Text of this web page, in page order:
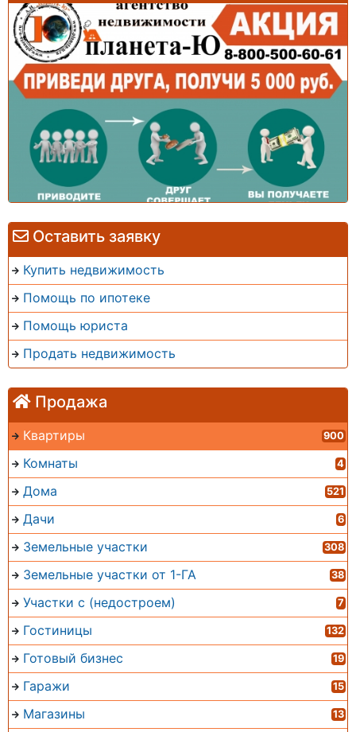
Оставить заявку
Купить недвижимость
Помощь по ипотеке
Помощь юриста
Продать недвижимость
Продажа
Квартиры 900
Комнаты 4
Дома 521
Дачи 6
Земельные участки 308
Земельные участки от 1-ГА 38
Участки с (недостроем) 7
Гостиницы 132
Готовый бизнес 19
Гаражи 15
Магазины 13